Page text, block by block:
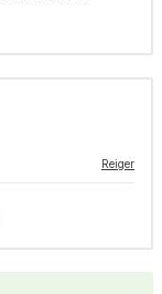
Reiger